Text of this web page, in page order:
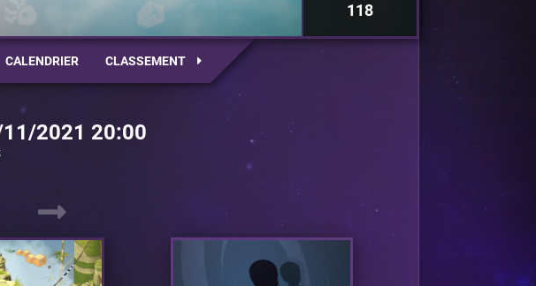
118
CALENDRIER CLASSEMENT
11/2021 20:00